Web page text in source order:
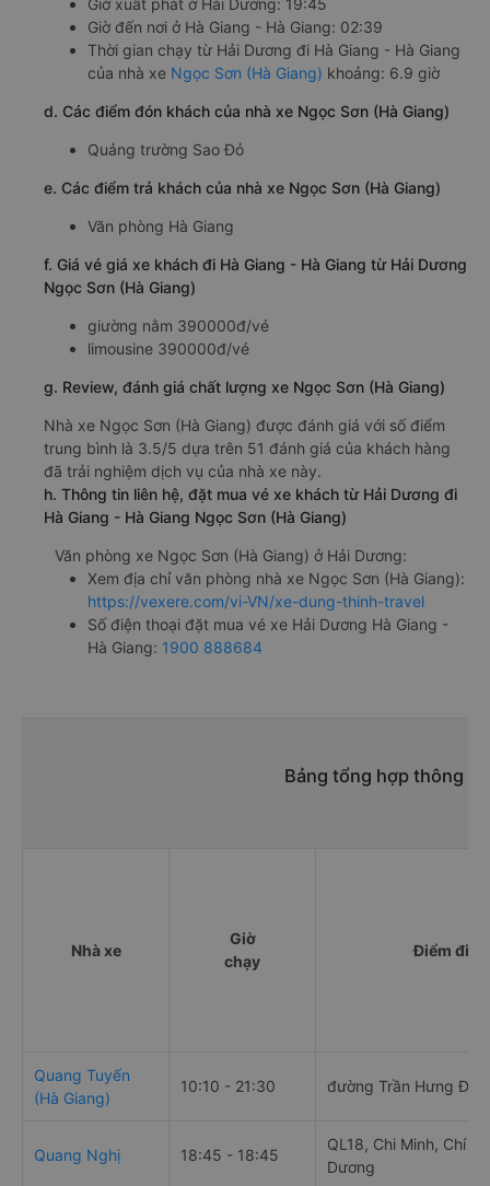
Giờ xuất phát ở Hải Dương: 19:45
Giờ đến nơi ở Hà Giang - Hà Giang: 02:39
Thời gian chạy từ Hải Dương đi Hà Giang - Hà Giang
của nhà xe Ngọc Sơn (Hà Giang) khoảng: 6.9 giờ
d. Các điểm đón khách của nhà xe Ngọc Sơn (Hà Giang)
Quảng trường Sao Đỏ
e. Các điểm trả khách của nhà xe Ngọc Sơn (Hà Giang)
Văn phòng Hà Giang
f. Giá vé giá xe khách đi Hà Giang - Hà Giang từ Hải Dương
Ngọc Sơn (Hà Giang)
giường nằm 390000đ/vé
limousine 390000đ/vé
g. Review, đánh giá chất lượng xe Ngọc Sơn (Hà Giang)
Nhà xe Ngọc Sơn (Hà Giang) được đánh giá với số điểm
trung bình là 3.5/5 dựa trên 51 đánh giá của khách hàng
đã trải nghiệm dịch vụ của nhà xe này.
h. Thông tin liên hệ, đặt mua vé xe khách từ Hải Dương đi
Hà Giang - Hà Giang Ngọc Sơn (Hà Giang)
Văn phòng xe Ngọc Sơn (Hà Giang) ở Hải Dương:
Xem địa chỉ văn phòng nhà xe Ngọc Sơn (Hà Giang):
https://vexere.com/vi-VN/xe-dung-thinh-travel
Số điện thoại đặt mua vé xe Hải Dương Hà Giang -
Hà Giang: 1900 888684
Bảng tổng hợp thông
Nhà xe
Giờ
chạy
Điểm đi
Quang Tuyến
(Hà Giang)
10:10 - 21:30 đường Trần Hưng Đạo
Quang Nghị 18:45 - 18:45
QL18, Chi Minh, Chí
Dương